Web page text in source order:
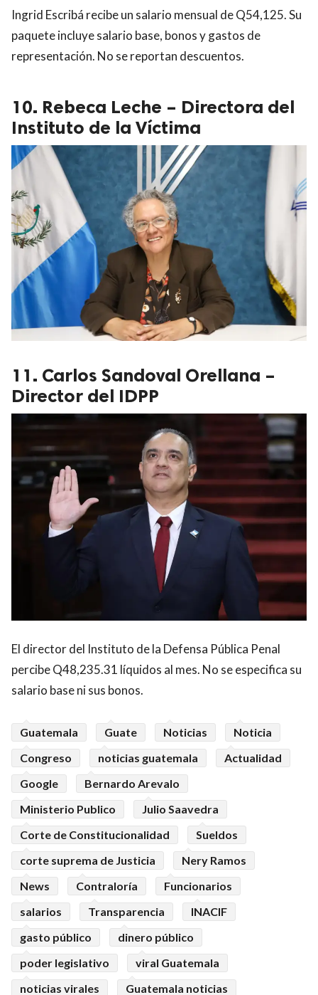
Ingrid Escribá recibe un salario mensual de Q54,125. Su
paquete incluye salario base, bonos y gastos de
representación. No se reportan descuentos.
10. Rebeca Leche – Directora del
Instituto de la Víctima
11. Carlos Sandoval Orellana –
Director del IDPP
El director del Instituto de la Defensa Pública Penal
percibe Q48,235.31 líquidos al mes. No se especifica su
salario base ni sus bonos.
Guatemala Guate Noticias
Noticia
Congreso
noticias guatemala
Actualidad
Google
Bernardo Arevalo
Ministerio Publico
Julio Saavedra
Corte de Constitucionalidad
Sueldos
corte suprema de Justicia
Nery Ramos
News
Contraloría
Funcionarios
salarios
Transparencia
INACIF
gasto público
dinero público
poder legislativo
viral Guatemala
noticias virales
Guatemala noticias